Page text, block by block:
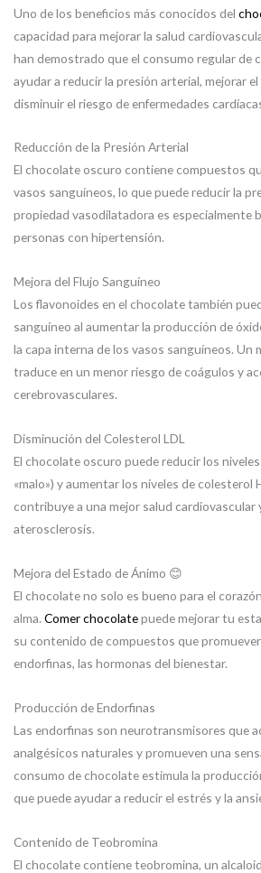
Uno de los beneficios más conocidos del
capacidad para mejorar la salud
han demostrado que el consumo regular de
ayudar a reducir la presión arterial, mejorar
disminuir el riesgo de enfermedades
Reducción de la Presión Arterial
El chocolate oscuro contiene compuestos
vasos sanguíneos, lo que puede reducir la
propiedad vasodilatadora es especialmente
personas con hipertensión.
Mejora del Flujo Sanguíneo
Los flavonoides en el chocolate también
sanguíneo al aumentar la producción de
la capa interna de los vasos sanguíneos. Un
traduce en un menor riesgo de coágulos y
cerebrovasculares.
Disminución del Colesterol LDL
El chocolate oscuro puede reducir los
«malo») y aumentar los niveles de colesterol
contribuye a una mejor salud cardiovascular
aterosclerosis.
Mejora del Estado de Ánimo 😊
El chocolate no solo es bueno para el
alma. Comer chocolatepuede mejorar tu
su contenido de compuestos que
endorfinas, las hormonas del bienestar.
Producción de Endorfinas
Las endorfinas son neurotransmisores que
analgésicos naturales y promueven una
consumo de chocolate estimula la
que puede ayudar a reducir el estrés y la
Contenido de Teobromina
El chocolate contiene teobromina, un